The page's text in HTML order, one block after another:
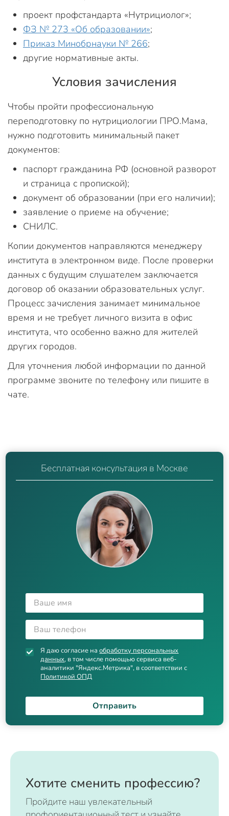
проект профстандарта «Нутрициолог»;
ФЗ № 273 «Об образовании»;
Приказ Минобрнауки № 266;
другие нормативные акты.
Условия зачисления
Чтобы пройти профессиональную
переподготовку по нутрициологии ПРО.Мама,
нужно подготовить минимальный пакет
документов:
паспорт гражданина РФ (основной разворот
и страница с пропиской);
документ об образовании (при его наличии);
заявление о приеме на обучение;
СНИЛС.
Копии документов направляются менеджеру
института в электронном виде. После проверки
данных с будущим слушателем заключается
договор об оказании образовательных услуг.
Процесс зачисления занимает минимальное
время и не требует личного визита в офис
института, что особенно важно для жителей
других городов.
Для уточнения любой информации по данной
программе звоните по телефону или пишите в
чате.
Бесплатная консультация в Москве
Я даю согласие наобработку персональных
данных, в том числе помощью сервиса веб-
аналитики "Яндекс.Метрика", в соответствии с
Политикой ОПД
Отправить
Хотите сменить профессию?
Пройдите наш увлекательный